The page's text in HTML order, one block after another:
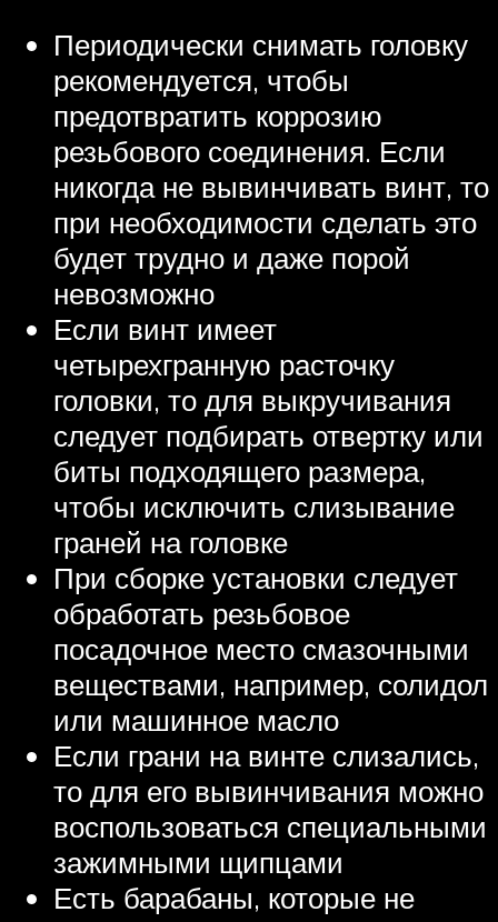
Периодически снимать головку
рекомендуется, чтобы
предотвратить коррозию
резьбового соединения. Если
никогда не вывинчивать винт, то
при необходимости сделать это
будет трудно и даже порой
невозможно
Если винт имеет
четырехгранную расточку
головки, то для выкручивания
следует подбирать отвертку или
биты подходящего размера,
чтобы исключить слизывание
граней на головке
При сборке установки следует
обработать резьбовое
посадочное место смазочными
веществами, например, солидол
или машинное масло
Если грани на винте слизались,
то для его вывинчивания можно
воспользоваться специальными
зажимными щипцами
Есть барабаны, которые не